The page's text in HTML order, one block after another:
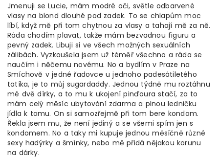
Jmenuji se Lucie, mám modré oči, světle odbarvené
vlasy na blond dlouhé pod zadek. To se chlapům moc
líbí, když mě při tom chytnou za vlasy a tahají mě za ně.
Ráda chodím plavat, takže mám bezvadnou figuru a
pevný zadek. Libuji si ve všech možných sexuálních
zálibách. Vyzkoušela jsem už téměř všechno a ráda se
naučím i něčemu novému. No a bydlím v Praze na
Smíchově v jedné řadovce u jednoho padesátiletého
tatíka, je to můj sugardaddy. Jednou týdně mu roztáhnu
mé dvě dírky, a to mu k ukojení pinďoura stačí, za to
mám celý měsíc ubytování zdarma a plnou ledničku
jídla k tomu. On si samozřejmě při tom bere kondom.
Řekla jsem mu, že není jediný a se všemi spím jen s
kondomem. No a taky mi kupuje jednou měsíčně různé
sexy hadýrky a šmínky, nebo mě přidá nějakou korunu
na dárky.